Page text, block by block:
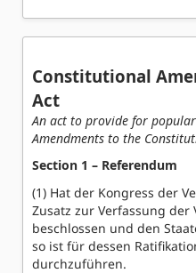
Constitutional
Act
An act to provide for
Amendments to the
Section 1 – Referendum
(1) Hat der Kongress der
Zusatz zur Verfassung der
beschlossen und den
so ist für dessen
durchzuführen.